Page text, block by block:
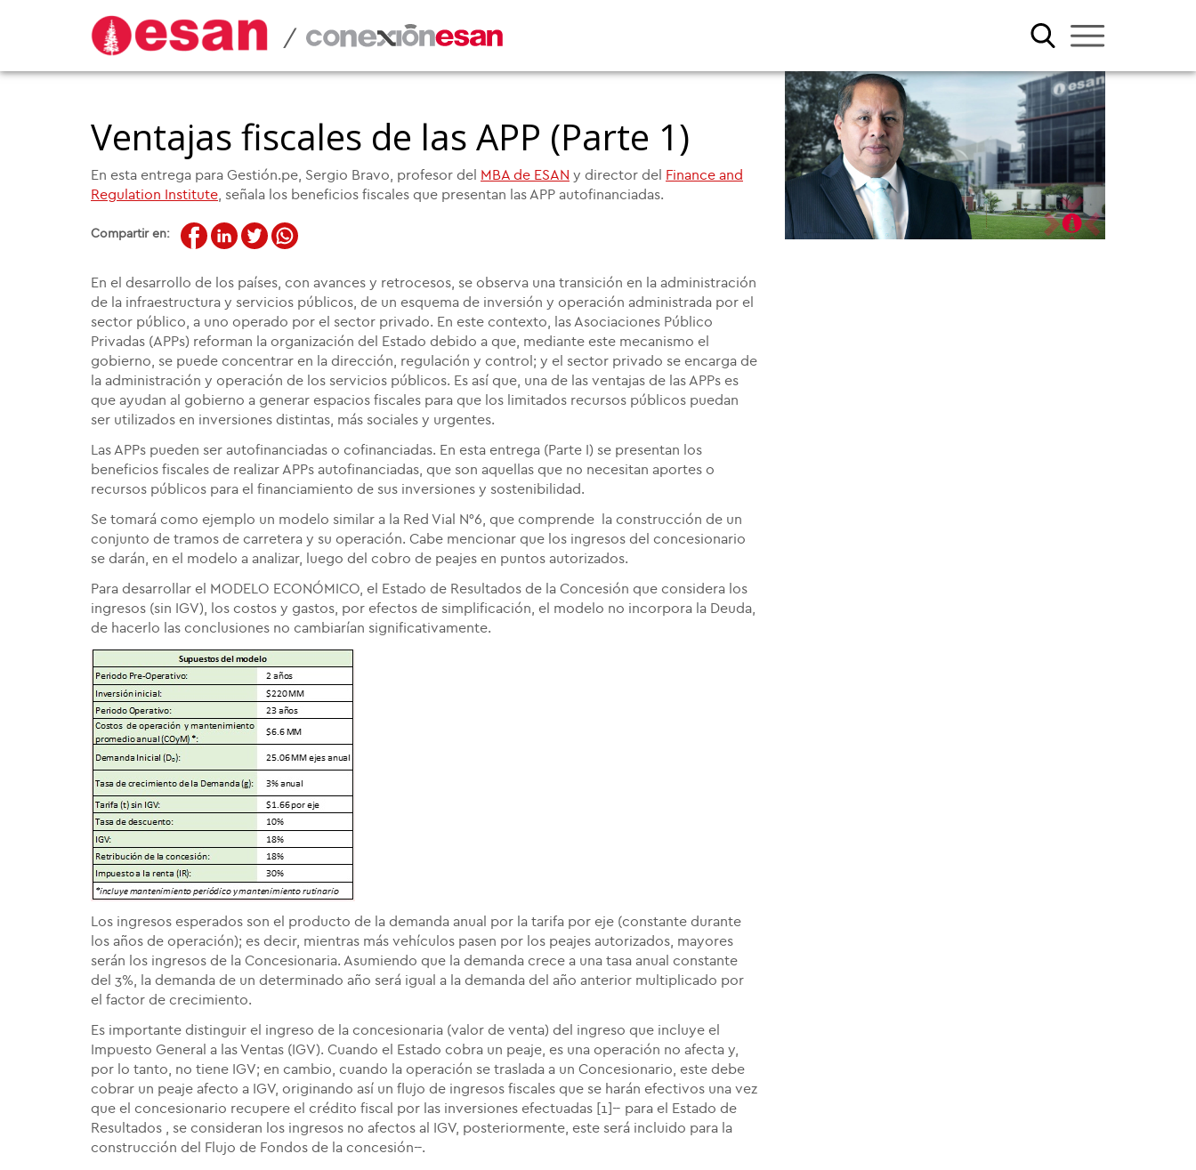
/
Ventajas fiscales de las APP (Parte 1)
En esta entrega para Gestión.pe, Sergio Bravo, profesor del MBA de ESAN y director del
Finance and
Regulation Institute , señala los beneficios fiscales que presentan las APP autofinanciadas.
Compartir en:
En el desarrollo de los países, con avances y retrocesos, se observa una transición en la administración
de la infraestructura y servicios públicos, de un esquema de inversión y operación administrada por el
sector público, a uno operado por el sector privado. En este contexto, las Asociaciones Público
Privadas (APPs) reforman la organización del Estado debido a que, mediante este mecanismo el
gobierno, se puede concentrar en la dirección, regulación y control; y el sector privado se encarga de
la administración y operación de los servicios públicos. Es así que, una de las ventajas de las APPs es
que ayudan al gobierno a generar espacios fiscales para que los limitados recursos públicos puedan
ser utilizados en inversiones distintas, más sociales y urgentes.
Las APPs pueden ser autofinanciadas o cofinanciadas. En esta entrega (Parte I) se presentan los
beneficios fiscales de realizar APPs autofinanciadas, que son aquellas que no necesitan aportes o
recursos públicos para el financiamiento de sus inversiones y sostenibilidad.
Se tomará como ejemplo un modelo similar a la Red Vial N°6, que comprende la construcción de un
conjunto de tramos de carretera y su operación. Cabe mencionar que los ingresos del concesionario
se darán, en el modelo a analizar, luego del cobro de peajes en puntos autorizados.
Para desarrollar el MODELO ECONÓMICO, el Estado de Resultados de la Concesión que considera los
ingresos (sin IGV), los costos y gastos, por efectos de simplificación, el modelo no incorpora la Deuda,
de hacerlo las conclusiones no cambiarían significativamente.
Los ingresos esperados son el producto de la demanda anual por la tarifa por eje (constante durante
los años de operación); es decir, mientras más vehículos pasen por los peajes autorizados, mayores
serán los ingresos de la Concesionaria. Asumiendo que la demanda crece a una tasa anual constante
del 3%, la demanda de un determinado año será igual a la demanda del año anterior multiplicado por
el factor de crecimiento.
Es importante distinguir el ingreso de la concesionaria (valor de venta) del ingreso que incluye el
Impuesto General a las Ventas (IGV). Cuando el Estado cobra un peaje, es una operación no afecta y,
por lo tanto, no tiene IGV; en cambio, cuando la operación se traslada a un Concesionario, este debe
cobrar un peaje afecto a IGV, originando así un flujo de ingresos fiscales que se harán efectivos una vez
que el concesionario recupere el crédito fiscal por las inversiones efectuadas [1]-- para el Estado de
Resultados , se consideran los ingresos no afectos al IGV, posteriormente, este será incluido para la
construcción del Flujo de Fondos de la concesión--.